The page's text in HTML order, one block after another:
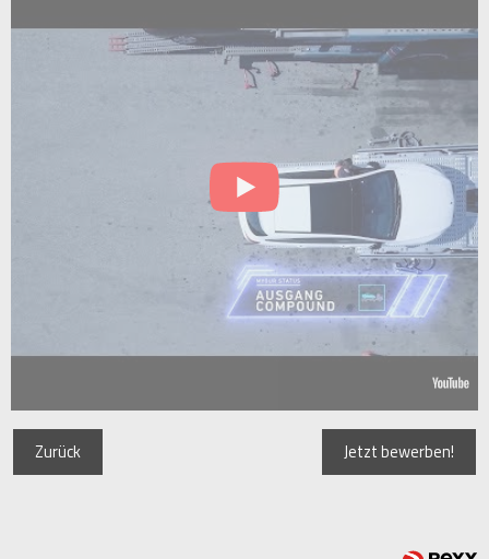
Zurück Jetzt bewerben!